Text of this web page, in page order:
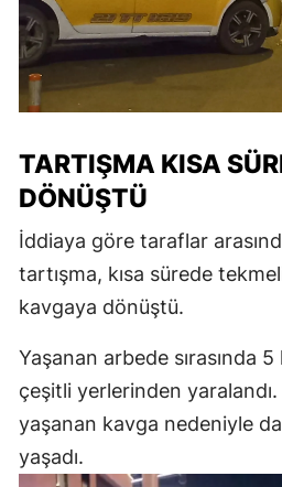
TARTIŞMA KISA
DÖNÜŞTÜ
İddiaya göre taraflar
tartışma, kısa sürede
kavgaya dönüştü.
Yaşanan arbede sırasında 5
çeşitli yerlerinden
yaşanan kavga nedeniyle
yaşadı.